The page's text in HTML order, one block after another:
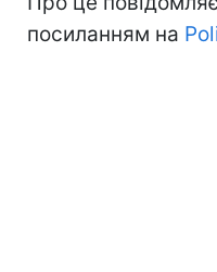
посиланням на